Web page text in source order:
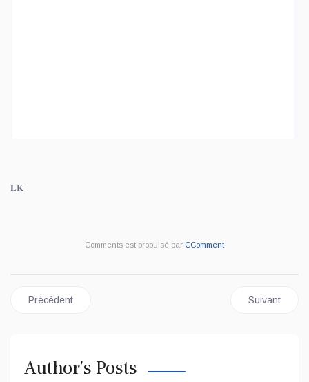
LK
Comments est propulsé par CComment
Article précédent : RDC: 155 millions USD de la BAD pour
Précédent Article
Suivant
Author’s Posts